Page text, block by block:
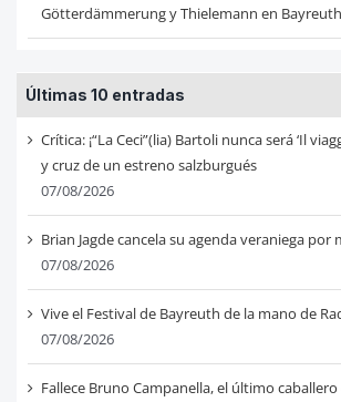
Götterdämmerung y Thielemann en Bayreuth
Últimas 10 entradas
Crítica: ¡“La Ceci”(lia) Bartoli nunca será ‘Il
y cruz de un estreno salzburgués
07/08/2026
Brian Jagde cancela su agenda veraniega por
07/08/2026
Vive el Festival de Bayreuth de la mano de
07/08/2026
Fallece Bruno Campanella, el último